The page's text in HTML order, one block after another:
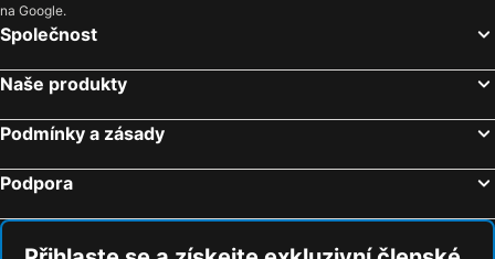
na Google.
Společnost
Naše produkty
Podmínky a zásady
Podpora